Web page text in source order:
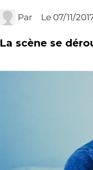
Par Le 07/11/
La scène se